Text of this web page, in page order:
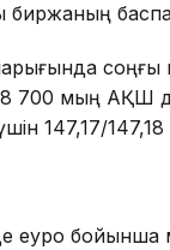
соңғы
700 мың АҚШ
147,17/147,18
еуро